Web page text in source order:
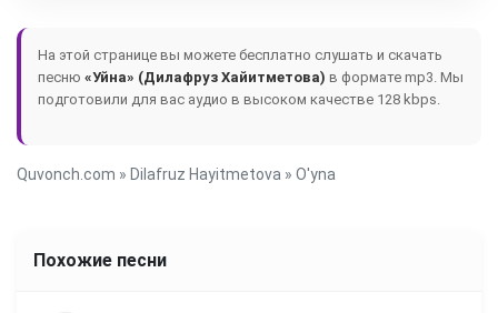
На этой странице вы можете бесплатно слушать и скачать
песню «Уйна» (Дилафруз Хайитметова) в формате mp3. Мы
подготовили для вас аудио в высоком качестве 128 kbps.
Quvonch.com » Dilafruz Hayitmetova » O'yna
Похожие песни